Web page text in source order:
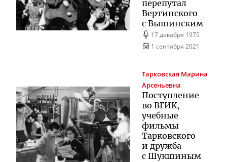
перепутал
Вертинского
с Вышинским
17 декабря 1975
1 сентября 2021
Тарковская Марина
Арсеньевна
Поступление
во ВГИК,
учебные
фильмы
Тарковского
и дружба
с Шукшиным